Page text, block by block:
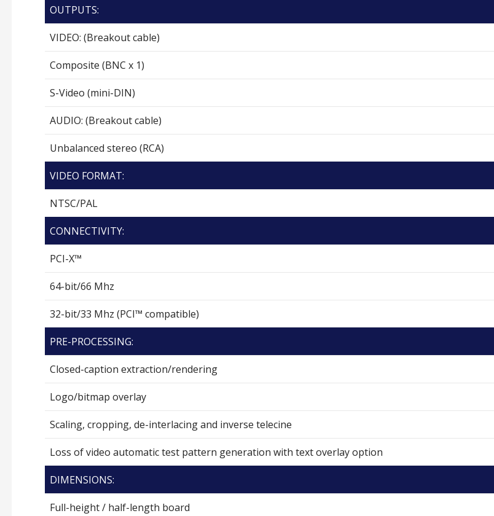
OUTPUTS:
VIDEO: (Breakout cable)
Composite (BNC x 1)
S-Video (mini-DIN)
AUDIO: (Breakout cable)
Unbalanced stereo (RCA)
VIDEO FORMAT:
NTSC/PAL
CONNECTIVITY:
PCI-X™
64-bit/66 Mhz
32-bit/33 Mhz (PCI™ compatible)
PRE-PROCESSING:
Closed-caption extraction/rendering
Logo/bitmap overlay
Scaling, cropping, de-interlacing and inverse telecine
Loss of video automatic test pattern generation with text overlay option
DIMENSIONS:
Full-height / half-length board